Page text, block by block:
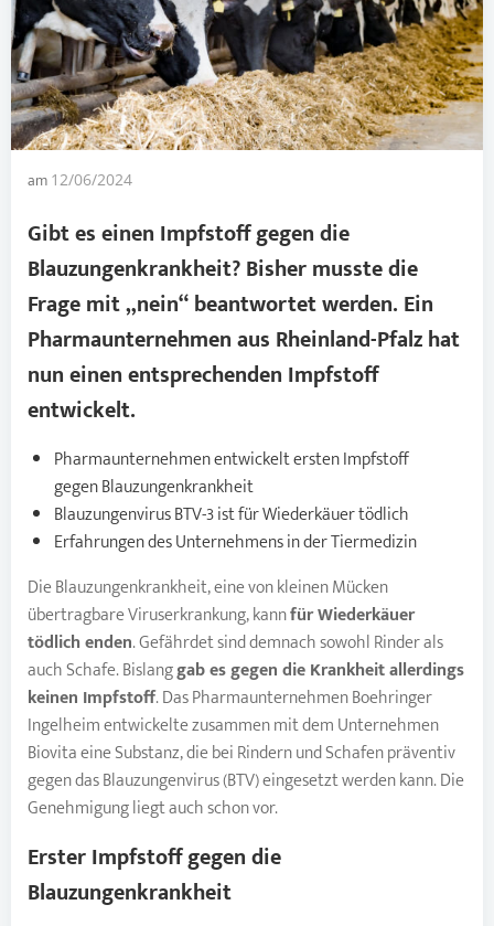
am 12/06/2024
Gibt es einen Impfstoff gegen die
Blauzungenkrankheit? Bisher musste die
Frage mit „nein“ beantwortet werden. Ein
Pharmaunternehmen aus Rheinland-Pfalz hat
nun einen entsprechenden Impfstoff
entwickelt.
Pharmaunternehmen entwickelt ersten Impfstoff
gegen Blauzungenkrankheit
Blauzungenvirus BTV-3 ist für Wiederkäuer tödlich
Erfahrungen des Unternehmens in der Tiermedizin
Die Blauzungenkrankheit, eine von kleinen Mücken
übertragbare Viruserkrankung, kannfür Wiederkäuer
tödlich enden. Gefährdet sind demnach sowohl Rinder als
auch Schafe. Bislanggab es gegen dieKrankheitallerdings
keinen Impfstoff. Das Pharmaunternehmen Boehringer
Ingelheim entwickelte zusammen mit dem Unternehmen
Biovita eine Substanz, die bei Rindern und Schafen präventiv
gegen das Blauzungenvirus (BTV) eingesetzt werden kann. Die
Genehmigung liegt auch schon vor.
Erster Impfstoff gegen die
Blauzungenkrankheit